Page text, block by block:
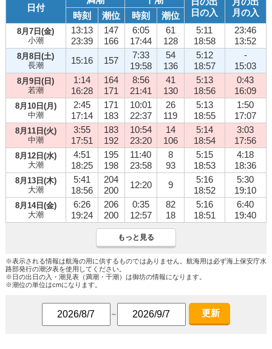
日付
日の入
月の入
時刻 潮位 時刻 潮位
8月7日(金)
小潮
13:13
23:39
147
166
6:05
17:44
61
128
5:11
18:58
23:46
13:52
8月8日(土)
長潮
15:16 157
7:33
19:58
54
136
5:12
18:57
-
15:03
8月9日(日)
若潮
1:14
16:28
164
171
8:56
21:41
41
130
5:13
18:56
0:43
16:09
8月10日(月)
中潮
2:45
17:14
171
183
10:01
22:37
26
119
5:13
18:55
1:50
17:07
8月11日(火)
中潮
3:55
17:51
183
192
10:54
23:20
14
106
5:14
18:54
3:03
17:56
8月12日(水)
大潮
4:51
18:25
195
198
11:40
23:58
8
93
5:15
18:53
4:18
18:36
8月13日(木)
大潮
5:41
18:56
204
200
12:20 9
5:16
18:52
5:30
19:10
8月14日(金)
大潮
6:26
19:24
206
200
0:35
12:57
82
18
5:16
18:51
6:40
19:40
もっと見る
※表示される情報は航海の用に供するものではありません。航海用は必ず海上保安庁水
路部発行の潮汐表を使用してください。
※日の出日の入・潮見表（満潮・干潮）は御坊の情報になります。
※潮位の単位はcmになります。
～ 更新